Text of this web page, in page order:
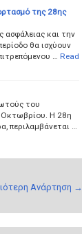
της 28ης
και την
θα ισχύουν
…
Read
του
Οκτωβρίου. Η 28η
περιλαμβάνεται …
Ανάρτηση →